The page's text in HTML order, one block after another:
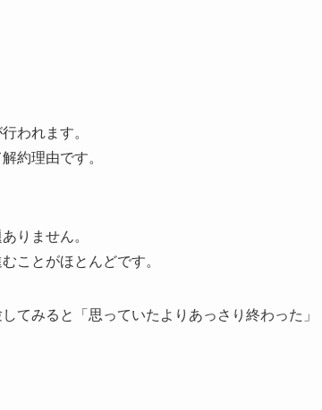
われます。
約理由です。
りません。
ことがほとんどです。
てみると「思っていたよりあっさり終わった」